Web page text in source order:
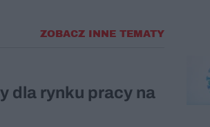
ZOBACZ INNE TEMATY
dla rynku pracy na